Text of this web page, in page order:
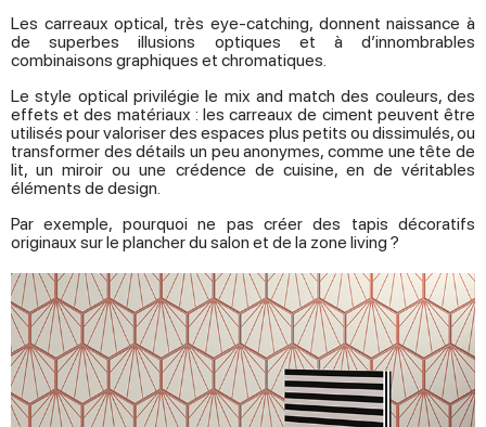
Les carreaux optical, très eye-catching, donnent naissance à
de superbes illusions optiques et à d’innombrables
combinaisons graphiques et chromatiques.
Le style optical privilégie le mix and match des couleurs, des
effets et des matériaux : les carreaux de ciment peuvent être
utilisés pour valoriser des espaces plus petits ou dissimulés, ou
transformer des détails un peu anonymes, comme une tête de
lit, un miroir ou une crédence de cuisine, en de véritables
éléments de design.
Par exemple, pourquoi ne pas créer des tapis décoratifs
originaux sur le plancher du salon et de la zone living ?